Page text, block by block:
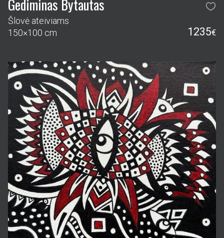
Gediminas Bytautas
Šlovė ateiviams
150×100 cm
1235€